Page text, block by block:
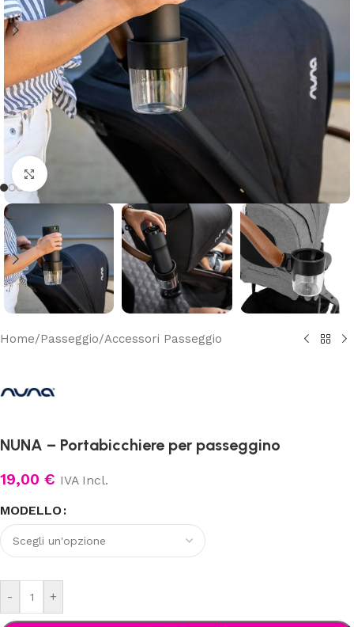
Clicca per ingrandire
Home/Passeggio/Accessori Passeggio
NUNA – Portabicchiere per passeggino
19,00 € IVA Incl.
MODELLO
- +